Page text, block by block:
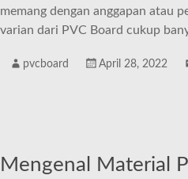
memang dengan anggapan atau
varian dari PVC Board cukup
pvcboard April 28, 2022
Mengenal Material